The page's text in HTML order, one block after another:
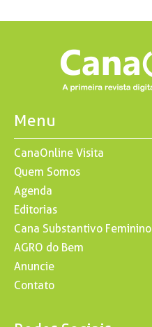
Menu
CanaOnline Visita
Quem Somos
Agenda
Editorias
Cana Substantivo Feminino
AGRO do Bem
Anuncie
Contato